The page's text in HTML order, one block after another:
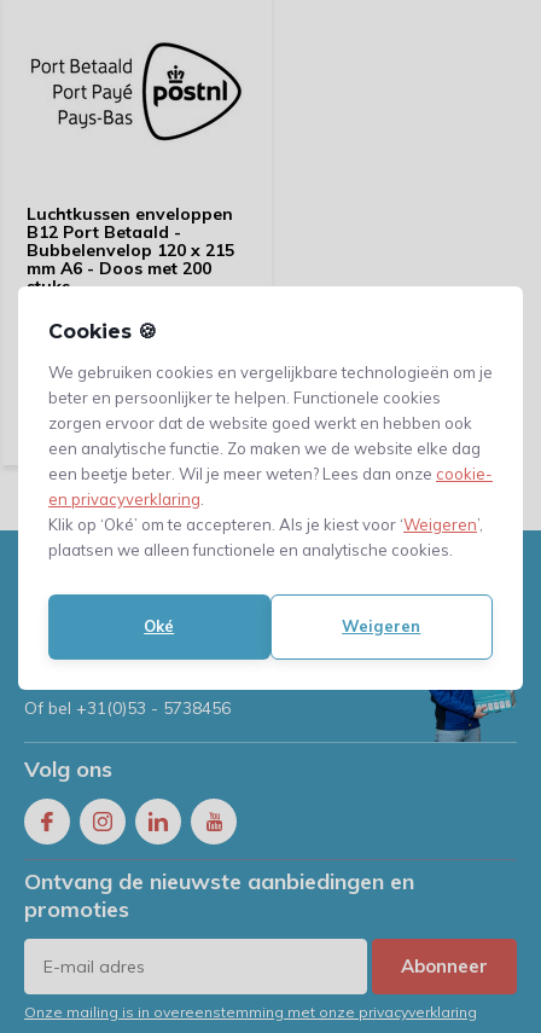
Cookies 🍪
We gebruiken cookies en vergelijkbare technologieën om je
beter en persoonlijker te helpen. Functionele cookies
zorgen ervoor dat de website goed werkt en hebben ook
een analytische functie. Zo maken we de website elke dag
een beetje beter. Wil je meer weten? Lees dan onze cookie-
en privacyverklaring
Klik op ‘Oké’ om te accepteren. Als je kiest voor ‘Weigeren’,
plaatsen we alleen functionele en analytische cookies.
Oké Weigeren
Luchtkussen enveloppen
B12 Port Betaald -
Bubbelenvelop 120 x 215
mm A6 - Doos met 200
stuks
Vergelijk
29,65
(24,50 Excl. btw)
Neem gerust contact met ons
Of bel +31(0)53 - 5738456
Volg ons
Ontvang de nieuwste aanbiedingen en
promoties
Abonneer
Onze mailing is in overeenstemming met onze privacyverklaring